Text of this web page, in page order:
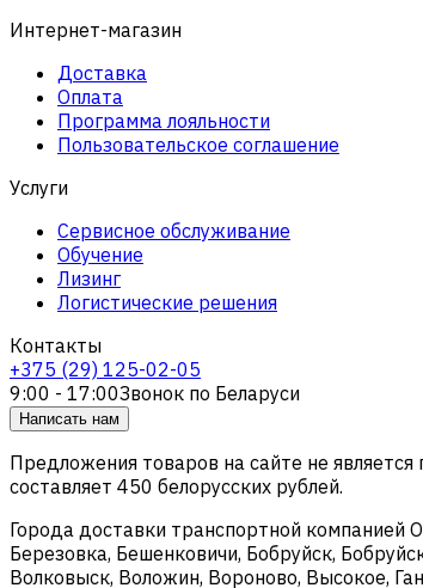
Интернет-магазин
Доставка
Оплата
Программа лояльности
Пользовательское соглашение
Услуги
Сервисное обслуживание
Обучение
Лизинг
Логистические решения
Контакты
+375 (29) 125-02-05
9:00 - 17:00Звонок по Беларуси
Написать нам
Предложения товаров на сайте не
составляет 450 белорусских рублей.
Города доставки транспортной компанией
Березовка, Бешенковичи, Бобруйск,
Волковыск, Воложин, Вороново, Высокое,